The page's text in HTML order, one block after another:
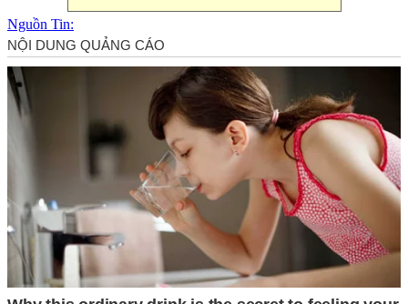
Nguồn Tin: